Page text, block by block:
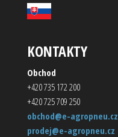
KONTAKTY
Obchod
+420 735 172 200
+420 725 709 250
obchod@e-agropneu.cz
prodej@e-agropneu.cz